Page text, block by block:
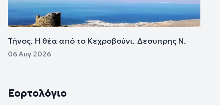
Τήνος. Η θέα από το Κεχροβούνι. Δεσυπρης Ν.
06 Αυγ 2026
Εορτολόγιο